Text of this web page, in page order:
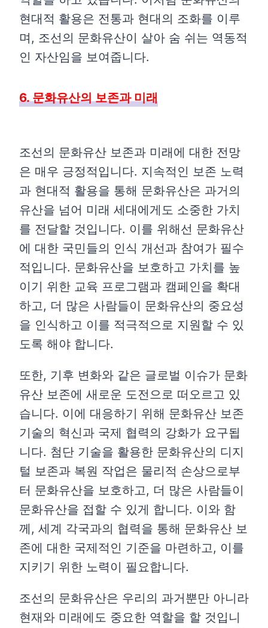
현대적 활용은 전통과 현대의 조화를 이루
며, 조선의 문화유산이 살아 숨 쉬는 역동적
인 자산임을 보여줍니다.
6. 문화유산의 보존과 미래
조선의 문화유산 보존과 미래에 대한 전망
은 매우 긍정적입니다. 지속적인 보존 노력
과 현대적 활용을 통해 문화유산은 과거의
유산을 넘어 미래 세대에게도 소중한 가치
를 전달할 것입니다. 이를 위해선 문화유산
에 대한 국민들의 인식 개선과 참여가 필수
적입니다. 문화유산을 보호하고 가치를 높
이기 위한 교육 프로그램과 캠페인을 확대
하고, 더 많은 사람들이 문화유산의 중요성
을 인식하고 이를 적극적으로 지원할 수 있
도록 해야 합니다.
또한, 기후 변화와 같은 글로벌 이슈가 문화
유산 보존에 새로운 도전으로 떠오르고 있
습니다. 이에 대응하기 위해 문화유산 보존
기술의 혁신과 국제 협력의 강화가 요구됩
니다. 첨단 기술을 활용한 문화유산의 디지
털 보존과 복원 작업은 물리적 손상으로부
터 문화유산을 보호하고, 더 많은 사람들이
문화유산을 접할 수 있게 합니다. 이와 함
께, 세계 각국과의 협력을 통해 문화유산 보
존에 대한 국제적인 기준을 마련하고, 이를
지키기 위한 노력이 필요합니다.
조선의 문화유산은 우리의 과거뿐만 아니라
현재와 미래에도 중요한 역할을 할 것입니